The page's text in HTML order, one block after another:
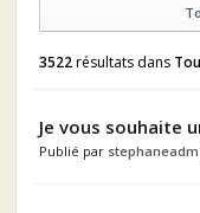
3522résultats dans
Je vous souhaite
Publié par stephaneadm